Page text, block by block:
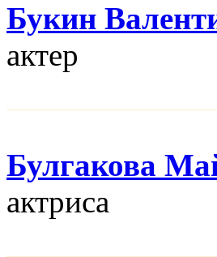
Букин
актер
Булгакова
актриса